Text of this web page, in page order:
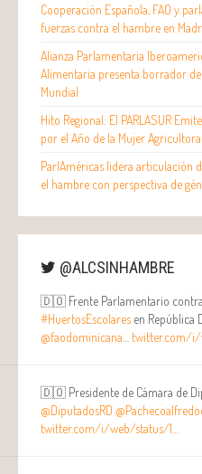
Cooperación Española, FAO y
fuerzas contra el hambre en
Alianza Parlamentaria
Alimentaria presenta borrador
Mundial
Hito Regional: El PARLASUR
por el Año de la Mujer Agricultora
ParlAméricas lidera articulación
el hambre con perspectiva de
@ALCSINHAMBRE
🇩🇴 Frente Parlamentario
#HuertosEscolares en República
@faodominicana
twitter.com/i/
🇩🇴 Presidente de Cámara de
@DiputadosRD
twitter.com/i/web/status/1…